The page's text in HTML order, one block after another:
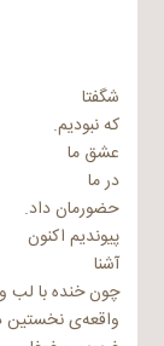
شگفتا
که‌ نبودیم‌.
‌عشق‌ ما
در ما
حضورمان‌ د‌اد.
پیوندیم‌ ‌اکنون‌
‌آشنا
چون‌ خنده‌ با
و‌اقعه‌‌ى‌